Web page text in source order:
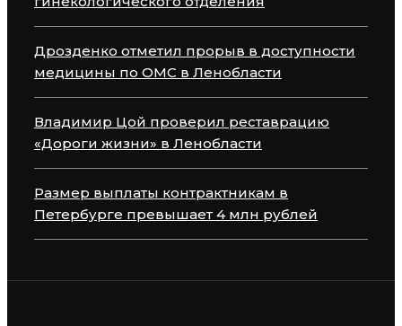
Дрозденко отметил прорыв в доступности
медицины по ОМС в Ленобласти
Владимир Цой проверил реставрацию
«Дороги жизни» в Ленобласти
Размер выплаты контрактникам в
Петербурге превышает 4 млн рублей